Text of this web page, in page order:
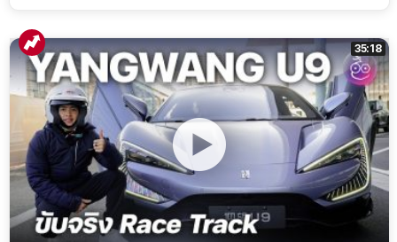
35:18